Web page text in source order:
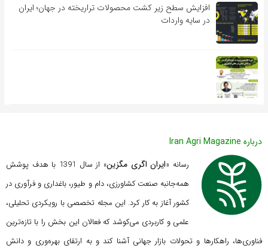
افزایش سطح زیر کشت محصولات تراریخته در جهان؛ ایران
در سایه واردات
درباره Iran Agri Magazine
رسانه «ایران اگری مگزین
» از سال 1391 با هدف پوشش
همه‌جانبه صنعت کشاورزی، دام و طیور، باغداری و فرآوری در
کشور آغاز به کار کرد. این مجله تخصصی با رویکردی تحلیلی،
علمی و کاربردی می‌کوشد که فعالان این بخش را با تازه‌ترین
فناوری‌ها، راهکارها و تحولات بازار جهانی آشنا کند و به ارتقای بهره‌وری و دانش